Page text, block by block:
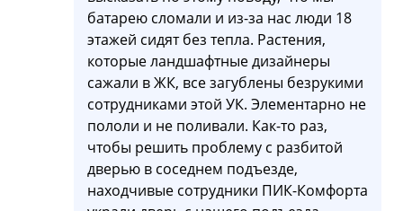
батарею сломали и из-за нас люди 18
этажей сидят без тепла. Растения,
которые ландшафтные дизайнеры
сажали в ЖК, все загублены безрукими
сотрудниками этой УК. Элементарно не
пололи и не поливали. Как-то раз,
чтобы решить проблему с разбитой
дверью в соседнем подъезде,
находчивые сотрудники ПИК-Комфорта